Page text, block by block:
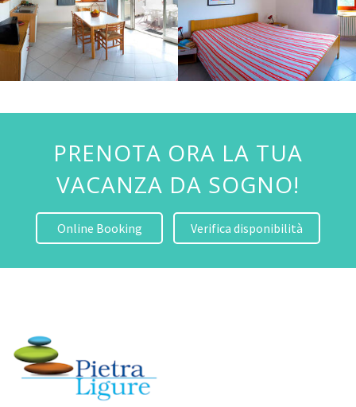
PRENOTA ORA LA TUA
VACANZA DA SOGNO!
Online Booking Verifica disponibilità